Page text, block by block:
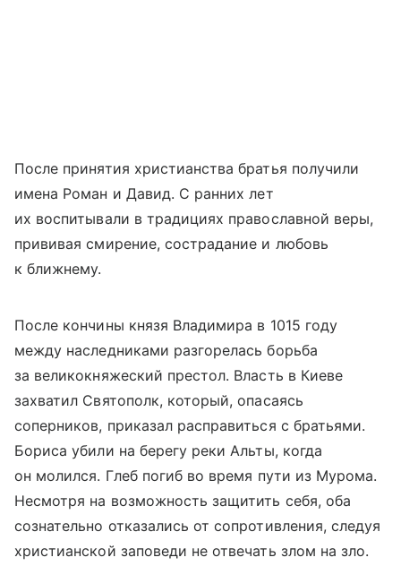
После принятия христианства братья получили
имена Роман и Давид. С ранних лет
их воспитывали в традициях православной веры,
прививая смирение, сострадание и любовь
к ближнему.
После кончины князя Владимира в 1015 году
между наследниками разгорелась борьба
за великокняжеский престол. Власть в Киеве
захватил Святополк, который, опасаясь
соперников, приказал расправиться с братьями.
Бориса убили на берегу реки Альты, когда
он молился. Глеб погиб во время пути из Мурома.
Несмотря на возможность защитить себя, оба
сознательно отказались от сопротивления, следуя
христианской заповеди не отвечать злом на зло.